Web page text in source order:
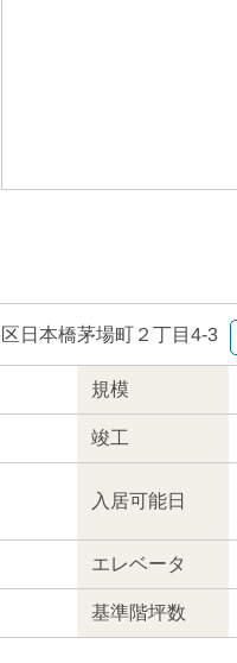
日本橋茅場町２丁目4-3
規模
竣工
入居可能日
エレベータ
基準階坪数